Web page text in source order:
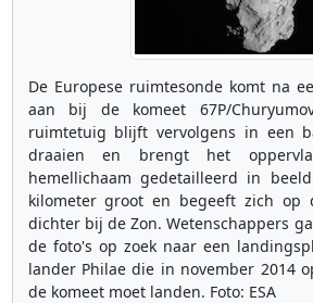
De Europese ruimtesonde komt na
aan bij de komeet 67P/
ruimtetuig blijft vervolgens in een
draaien en brengt het
hemellichaam gedetailleerd in
kilometer groot en begeeft zich op
dichter bij de Zon. Wetenschappers
de foto's op zoek naar een
lander Philae die in november 2014
de komeet moet landen. Foto: ESA